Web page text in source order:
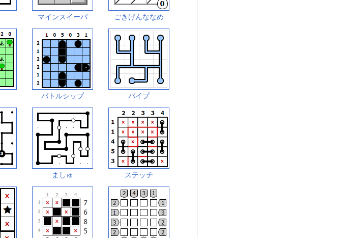
マインスイーパ ごきげんななめ
バトルシップ パイプ
ましゅ ステッチ